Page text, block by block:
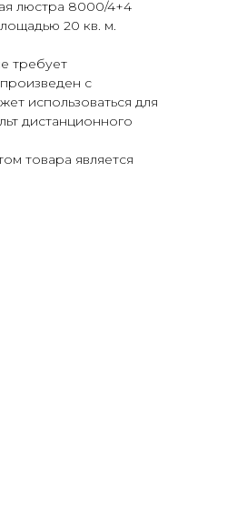
люстра 8000/4+4
20 кв. м.
требует
с
использоваться для
дистанционного
товара является